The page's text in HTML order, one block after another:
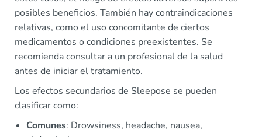
posibles beneficios. También hay contraindicaciones
relativas, como el uso concomitante de ciertos
medicamentos o condiciones preexistentes. Se
recomienda consultar a un profesional de la salud
antes de iniciar el tratamiento.
Los efectos secundarios de Sleepose se pueden
clasificar como:
Comunes: Drowsiness, headache, nausea,